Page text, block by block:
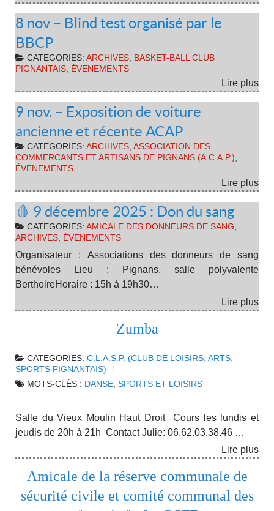
8 nov – Blind test organisé par le
BBCP
CATEGORIES: ARCHIVES, BASKET-BALL CLUB
PIGNANTAIS, ÉVENEMENTS
Lire plus
9 nov. – Exposition de voiture
ancienne et récente ACAP
CATEGORIES: ARCHIVES, ASSOCIATION DES
COMMERCANTS ET ARTISANS DE PIGNANS (A.C.A.P.),
ÉVENEMENTS
Lire plus
🩸 9 décembre 2025 : Don du sang
CATEGORIES: AMICALE DES DONNEURS DE SANG,
ARCHIVES, ÉVENEMENTS
Organisateur : Associations des donneurs de sang
bénévoles Lieu : Pignans, salle polyvalente
BerthoireHoraire : 15h à 19h30…
Lire plus
Zumba
CATEGORIES: C.L.A.S.P. (CLUB DE LOISIRS, ARTS,
SPORTS PIGNANTAIS)
MOTS-CLÉS : DANSE SPORTS ET LOISIRS
Salle du Vieux Moulin Haut Droit Cours les lundis et
jeudis de 20h à 21h Contact Julie: 06.62.03.38.46 …
Lire plus
Amicale de la réserve communale de
sécurité civile et comité communal des